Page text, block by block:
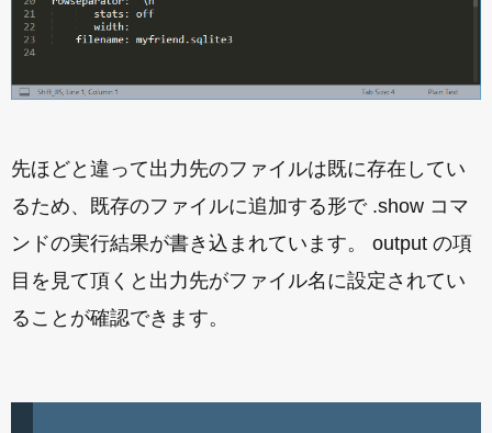
先ほどと違って出力先のファイルは既に存在してい
るため、既存のファイルに追加する形で .show コマ
ンドの実行結果が書き込まれています。 output の項
目を見て頂くと出力先がファイル名に設定されてい
ることが確認できます。